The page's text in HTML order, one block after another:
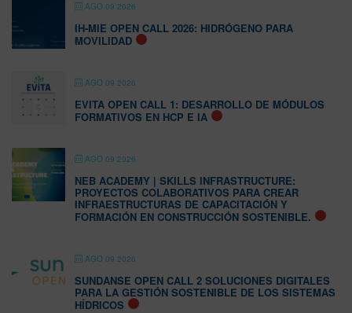
AGO 09 2026
IH-MIE OPEN CALL 2026: HIDRÓGENO PARA
MOVILIDAD
AGO 09 2026
EVITA OPEN CALL 1: DESARROLLO DE MÓDULOS
FORMATIVOS EN HCP E IA
AGO 09 2026
NEB ACADEMY | SKILLS INFRASTRUCTURE:
PROYECTOS COLABORATIVOS PARA CREAR
INFRAESTRUCTURAS DE CAPACITACIÓN Y
FORMACIÓN EN CONSTRUCCIÓN SOSTENIBLE.
AGO 09 2026
SUNDANSE OPEN CALL 2 SOLUCIONES DIGITALES
PARA LA GESTIÓN SOSTENIBLE DE LOS SISTEMAS
HÍDRICOS